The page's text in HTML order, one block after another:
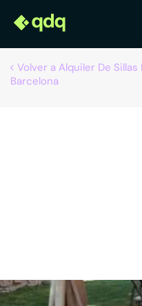
Volver a Alquiler De
Barcelona
Recomendado por qdq